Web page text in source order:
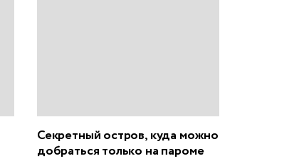
Секретный остров, куда можно
добраться только на пароме